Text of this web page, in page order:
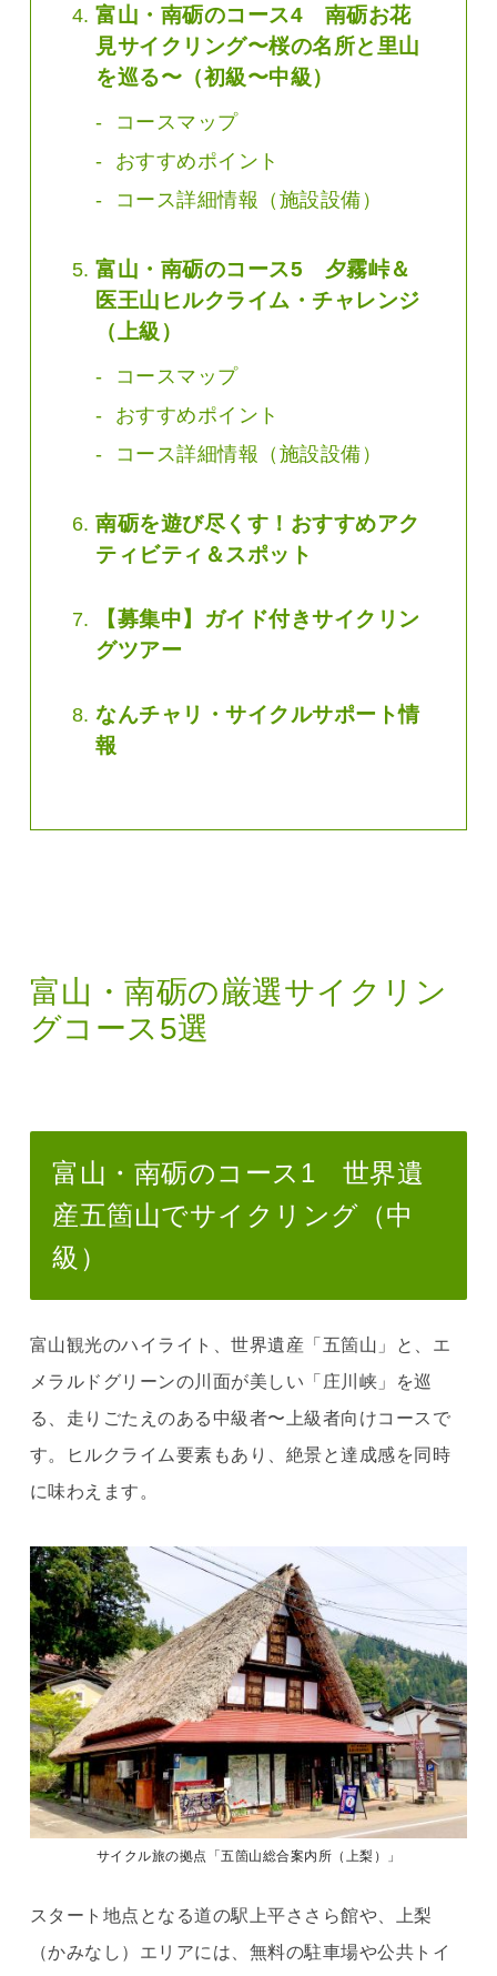
富山・南砺のコース4 南砺お花
見サイクリング〜桜の名所と里山
を巡る〜（初級〜中級）
コースマップ
おすすめポイント
コース詳細情報（施設設備）
富山・南砺のコース5 夕霧峠＆
医王山ヒルクライム・チャレンジ
（上級）
コースマップ
おすすめポイント
コース詳細情報（施設設備）
南砺を遊び尽くす！おすすめアク
ティビティ＆スポット
【募集中】ガイド付きサイクリン
グツアー
なんチャリ・サイクルサポート情
報
富山・南砺の厳選サイクリン
グコース5選
富山・南砺のコース1 世界遺
産五箇山でサイクリング（中
級）
富山観光のハイライト、世界遺産「五箇山」と、エ
メラルドグリーンの川面が美しい「庄川峡」を巡
る、走りごたえのある中級者〜上級者向けコースで
す。ヒルクライム要素もあり、絶景と達成感を同時
に味わえます。
サイクル旅の拠点「五箇山総合案内所（上梨）」
スタート地点となる道の駅上平ささら館や、上梨
（かみなし）エリアには、無料の駐車場や公共トイ